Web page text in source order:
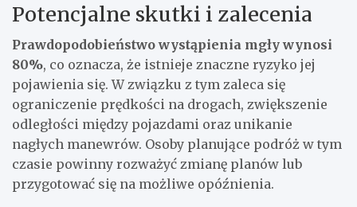
Potencjalne skutki i zalecenia
Prawdopodobieństwo wystąpienia mgły wynosi
80%, co oznacza, że istnieje znaczne ryzyko jej
pojawienia się. W związku z tym zaleca się
ograniczenie prędkości na drogach, zwiększenie
odległości między pojazdami oraz unikanie
nagłych manewrów. Osoby planujące podróż w tym
czasie powinny rozważyć zmianę planów lub
przygotować się na możliwe opóźnienia.